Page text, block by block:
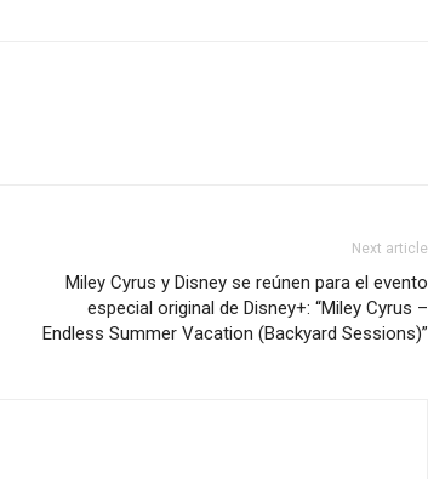
Next article
Miley Cyrus y Disney se reúnen para el evento
especial original de Disney+: “Miley Cyrus –
Endless Summer Vacation (Backyard Sessions)”